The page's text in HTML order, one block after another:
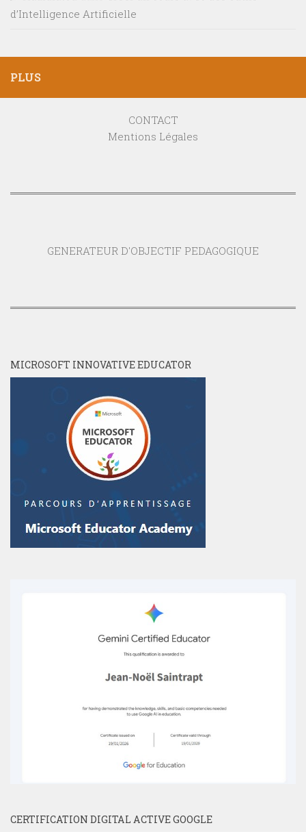
d’Intelligence Artificielle
PLUS
CONTACT
Mentions Légales
GENERATEUR D'OBJECTIF PEDAGOGIQUE
MICROSOFT INNOVATIVE EDUCATOR
CERTIFICATION DIGITAL ACTIVE GOOGLE